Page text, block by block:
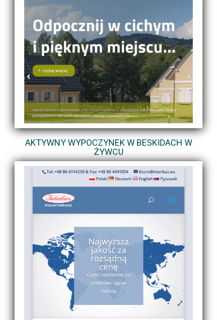
AKTYWNY WYPOCZYNEK W BESKIDACH W
ŻYWCU